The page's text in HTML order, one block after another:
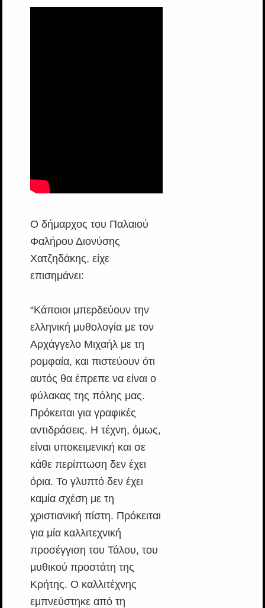
Ο δήμαρχος του Παλαιού
Φαλήρου Διονύσης
Χατζηδάκης, είχε
επισημάνει:
“Κάποιοι μπερδεύουν την
ελληνική μυθολογία με τον
Αρχάγγελο Μιχαήλ με τη
ρομφαία, και πιστεύουν ότι
αυτός θα έπρεπε να είναι ο
φύλακας της πόλης μας.
Πρόκειται για γραφικές
αντιδράσεις. Η τέχνη, όμως,
είναι υποκειμενική και σε
κάθε περίπτωση δεν έχει
όρια. Το γλυπτό δεν έχει
καμία σχέση με τη
χριστιανική πίστη. Πρόκειται
για μία καλλιτεχνική
προσέγγιση του Τάλου, του
μυθικού προστάτη της
Κρήτης. Ο καλλιτέχνης
εμπνεύστηκε από τη